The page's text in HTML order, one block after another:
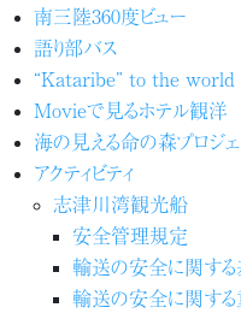
南三陸360度ビュー
語り部バス
“Kataribe” to the world
Movieで見るホテル観洋
海の見える命の森プロジェ
アクティビティ
志津川湾観光船
安全管理規定
輸送の安全に関す
輸送の安全に関す